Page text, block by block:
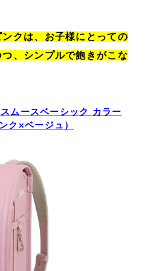
クは、お子様にとっての
つ、シンプルで飽きがこな
ムースベーシック カラー
ク×ベージュ）